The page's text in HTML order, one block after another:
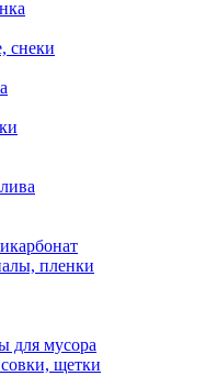
снеки
пленки
для мусора
щетки